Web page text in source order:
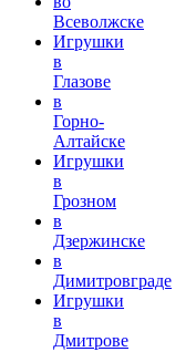
Всеволжске
Игрушки
в
Глазове
в
Горно-
Алтайске
Игрушки
в
Грозном
в
Дзержинске
в
Димитровграде
Игрушки
в
Дмитрове